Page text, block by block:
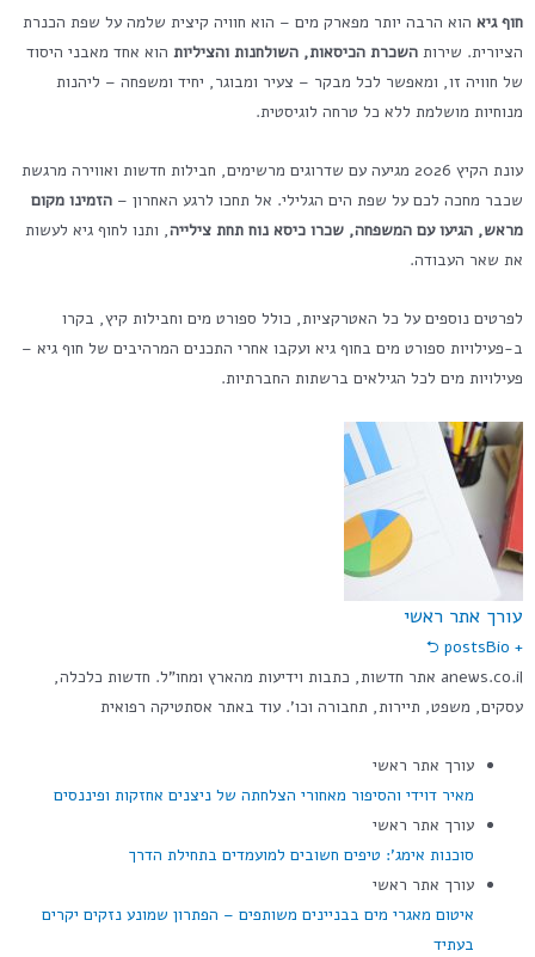
חוף גיא הוא הרבה יותר מפארק מים – הוא חוויה קיצית שלמה על שפת הכנרת
הציורית. שירות השכרת הכיסאות, השולחנות והציליות הוא אחד מאבני היסוד
של חוויה זו, ומאפשר לכל מבקר – צעיר ומבוגר, יחיד ומשפחה – ליהנות
מנוחיות מושלמת ללא כל טרחה לוגיסטית.
עונת הקיץ 2026 מגיעה עם שדרוגים מרשימים, חבילות חדשות ואווירה מרגשת
שכבר מחכה לכם על שפת הים הגלילי. אל תחכו לרגע האחרון – הזמינו מקום
מראש, הגיעו עם המשפחה, שכרו כיסא נוח תחת צילייה, ותנו לחוף גיא לעשות
את שאר העבודה.
לפרטים נוספים על כל האטרקציות, כולל ספורט מים וחבילות קיץ, בקרו
ב-פעילויות ספורט מים בחוף גיא ועקבו אחרי התכנים המרהיבים של חוף גיא –
פעילויות מים לכל הגילאים ברשתות החברתיות.
עורך אתר ראשי
+ posts
Bio ⮌
anews.co.il אתר חדשות, כתבות וידיעות מהארץ ומחו"ל. חדשות כלכלה,
עסקים, משפט, תיירות, תחבורה וכו'. עוד באתר אסתטיקה רפואית
עורך אתר ראשי
מאיר דוידי והסיפור מאחורי הצלחתה של ניצנים אחזקות ופיננסים
עורך אתר ראשי
סוכנות אימג': טיפים חשובים למועמדים בתחילת הדרך
עורך אתר ראשי
איטום מאגרי מים בבניינים משותפים – הפתרון שמונע נזקים יקרים
בעתיד